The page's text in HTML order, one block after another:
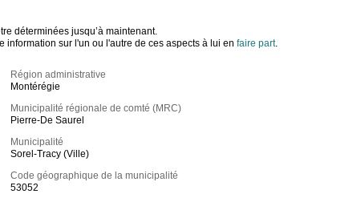
déterminées jusqu’à maintenant.
sur l'un ou l'autre de ces aspects à lui en faire part.
Région administrative
Montérégie
Municipalité régionale de comté (MRC)
Pierre-De Saurel
Municipalité
Sorel-Tracy (Ville)
Code géographique de la municipalité
53052